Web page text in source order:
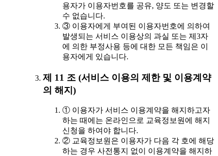
용자가 이용자번호를 공유, 양도 또는 변경할
수 없습니다.
③ 이용자에게 부여된 이용자번호에 의하여
발생되는 서비스 이용상의 과실 또는 제3자
에 의한 부정사용 등에 대한 모든 책임은 이
용자에게 있습니다.
제 11 조 (서비스 이용의 제한 및 이용계약
의 해지)
① 이용자가 서비스 이용계약을 해지하고자
하는 때에는 온라인으로 교육정보원에 해지
신청을 하여야 합니다.
② 교육정보원은 이용자가 다음 각 호에 해당
하는 경우 사전통지 없이 이용계약을 해지하